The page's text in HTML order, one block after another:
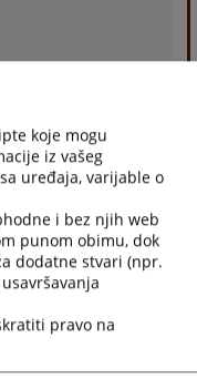
koje mogu
iz vašeg
uređaja, varijable o
i bez njih web
punom obimu, dok
dodatne stvari (npr.
pravo na